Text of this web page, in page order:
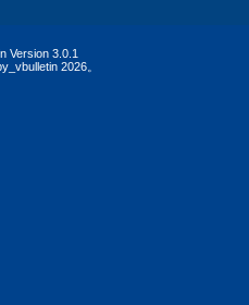
Version 3.0.1
2026。